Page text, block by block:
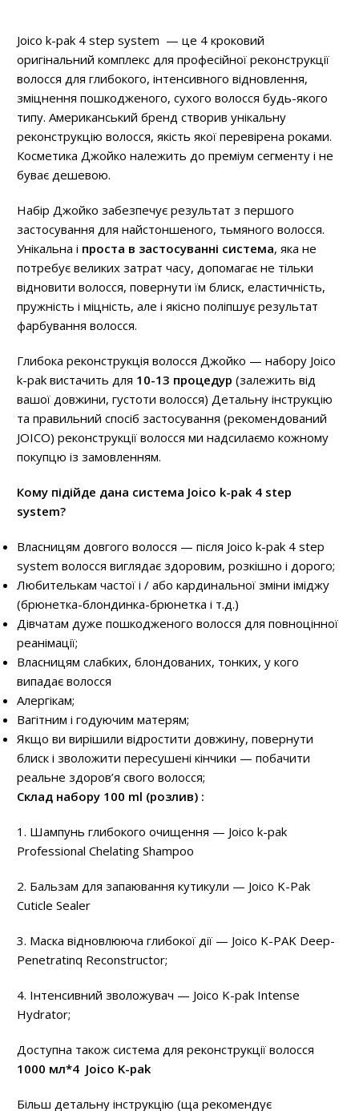
Joico k-pak 4 step system — це 4 кроковий
оригінальний комплекс для професійної реконструкції
волосся для глибокого, інтенсивного відновлення,
зміцнення пошкодженого, сухого волосся будь-якого
типу. Американський бренд створив унікальну
реконструкцію волосся, якість якої перевірена роками.
Косметика Джойко належить до преміум сегменту і не
буває дешевою.
Набір Джойко забезпечує результат з першого
застосування для найстоншеного, тьмяного волосся.
Унікальна і проста в застосуванні система, яка не
потребує великих затрат часу, допомагає не тільки
відновити волосся, повернути їм блиск, еластичність,
пружність і міцність, але і якісно поліпшує результат
фарбування волосся.
Глибока реконструкція волосся Джойко — набору Joico
k-pak вистачить для 10-13 процедур (залежить від
вашої довжини, густоти волосся) Детальну інструкцію
та правильний спосіб застосування (рекомендований
JOICO) реконструкції волосся ми надсилаємо кожному
покупцю із замовленням.
Кому підійде дана система Joico k-pak 4 step
system?
Власницям довгого волосся — після Joico k-pak 4 step
system волосся виглядає здоровим, розкішно і дорого;
Любителькам частої і / або кардинальної зміни іміджу
(брюнетка-блондинка-брюнетка і т.д.)
Дівчатам дуже пошкодженого волосся для повноцінної
реанімації;
Власницям слабких, блондованих, тонких, у кого
випадає волосся
Алергікам;
Вагітним і годуючим матерям;
Якщо ви вирішили відростити довжину, повернути
блиск і зволожити пересушені кінчики — побачити
реальне здоров’я свого волосся;
Склад набору 100 ml (розлив) :
1. Шампунь глибокого очищення — Joico k-pak
Professional Chelating Shampoo
2. Бальзам для запаювання кутикули — Joico K-Pak
Cuticle Sealer
3. Маска відновлююча глибокої дії — Joico K-PAK Deep-
Penetratinq Reconstructor;
4. Інтенсивний зволожувач — Joico K-pak Intense
Hydrator;
Доступна також система для реконструкції волосся
1000 мл*4 Joico K-pak
Більш детальну інструкцію (ща рекомендує